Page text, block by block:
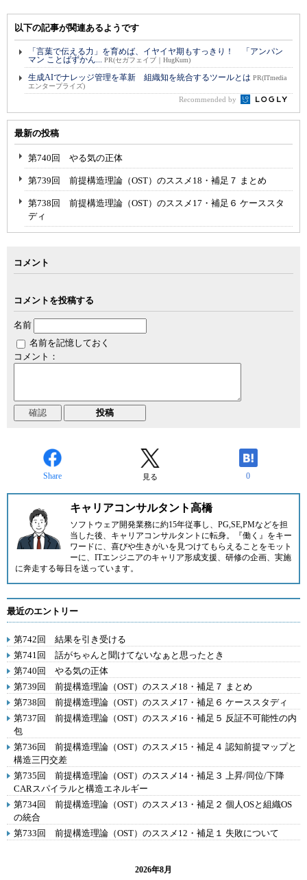
以下の記事が関連あるようです
「言葉で伝える力」を育めば、イヤイヤ期もすっきり！ 「アンパン
マン ことばずかん... PR(セガフェイブ｜HugKum)
生成AIでナレッジ管理を革新 組織知を統合するツールとは PR(ITmedia
エンタープライズ)
Recommended by
最新の投稿
第740回 やる気の正体
第739回 前提構造理論（OST）のススメ18・補足７ まとめ
第738回 前提構造理論（OST）のススメ17・補足６ ケーススタ
ディ
コメント
コメントを投稿する
名前
名前を記憶しておく
コメント：
Share 見る 0
キャリアコンサルタント高橋
ソフトウェア開発業務に約15年従事し、PG,SE,PMなどを担
当した後、キャリアコンサルタントに転身。『働く』をキー
ワードに、喜びや生きがいを見つけてもらえることをモット
ーに、ITエンジニアのキャリア形成支援、研修の企画、実施
に奔走する毎日を送っています。
最近のエントリー
第742回 結果を引き受ける
第741回 話がちゃんと聞けてないなぁと思ったとき
第740回 やる気の正体
第739回 前提構造理論（OST）のススメ18・補足７ まとめ
第738回 前提構造理論（OST）のススメ17・補足６ ケーススタディ
第737回 前提構造理論（OST）のススメ16・補足５ 反証不可能性の内
包
第736回 前提構造理論（OST）のススメ15・補足４ 認知前提マップと
構造三円交差
第735回 前提構造理論（OST）のススメ14・補足３ 上昇/同位/下降
CARスパイラルと構造エネルギー
第734回 前提構造理論（OST）のススメ13・補足２ 個人OSと組織OS
の統合
第733回 前提構造理論（OST）のススメ12・補足１ 失敗について
2026年8月